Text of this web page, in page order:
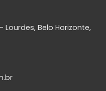
Lourdes, Belo Horizonte,